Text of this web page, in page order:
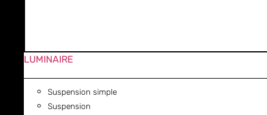
LUMINAIRE
Suspension simple
Suspension